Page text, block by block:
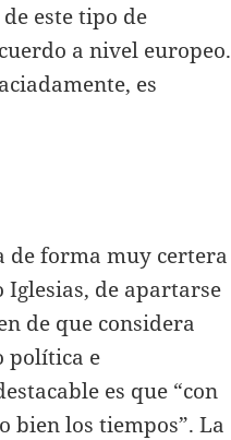
este tipo de
a nivel europeo.
es
de forma muy certera
Iglesias, de apartarse
de que considera
política e
es que “con
bien los tiempos”. La